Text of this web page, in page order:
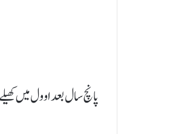
پانچ سال بعد اوول میں